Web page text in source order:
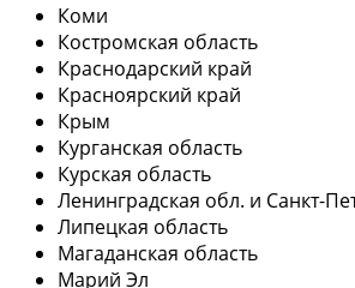
Коми
Костромская область
Краснодарский край
Красноярский край
Крым
Курганская область
Курская область
Ленинградская обл. и Санкт-
Липецкая область
Магаданская область
Марий Эл